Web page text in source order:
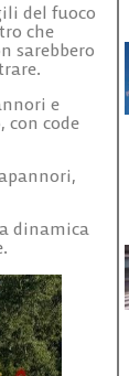
del fuoco
che
sarebbero
e
code
dinamica